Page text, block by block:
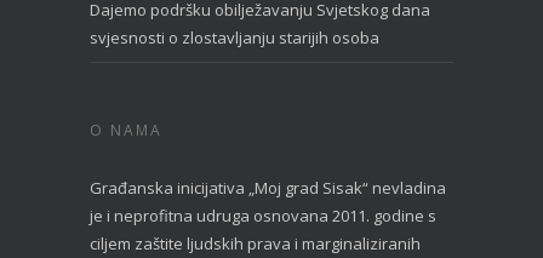
Dajemo podršku obilježavanju Svjetskog dana
svjesnosti o zlostavljanju starijih osoba
O NAMA
Građanska inicijativa „Moj grad Sisak“ nevladina
je i neprofitna udruga osnovana 2011. godine s
ciljem zaštite ljudskih prava i marginaliziranih